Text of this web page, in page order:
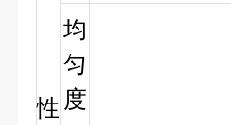
性
均
匀
度